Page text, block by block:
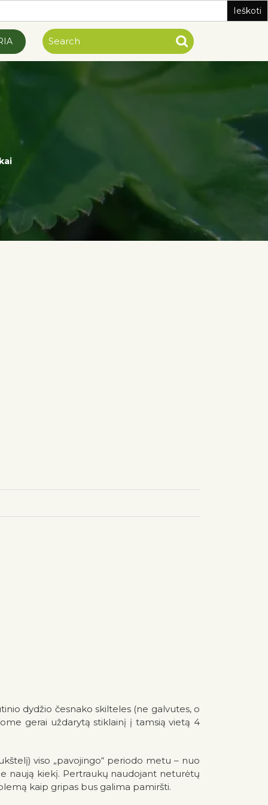
dydžio česnako skilteles (ne galvutes, o
gerai uždarytą stiklainį į tamsią vietą 4
viso „pavojingo“ periodo metu – nuo
naują kiekį. Pertraukų naudojant neturėtų
kaip gripas bus galima pamiršti.